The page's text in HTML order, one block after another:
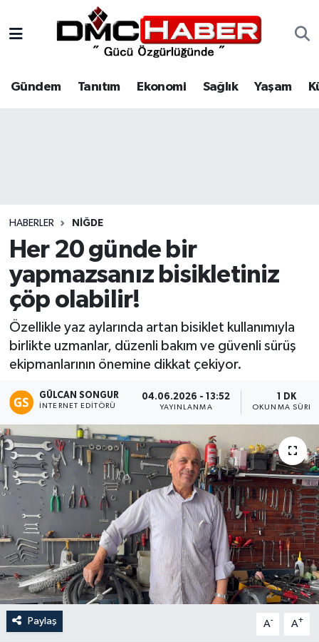
Gündem Tanıtım Ekonomi Sağlık Yaşam
HABERLER NIĞDE
Her 20 günde bir
yapmazsanız bisikletiniz
çöp olabilir!
Özellikle yaz aylarında artan bisiklet kullanımıyla
birlikte uzmanlar, düzenli bakım ve güvenli sürüş
ekipmanlarının önemine dikkat çekiyor.
GÜLCAN SONGUR
İNTERNET EDITÖRÜ
04.06.2026 - 13:52
YAYINLANMA
1 DK
OKUNMA
Paylaş A- A+
Tanıtım
Spor
Siyaset
Eğitim
Resmi İlan
Nöbetçi Eczaneler
Hava Durumu
Haber Arşivi